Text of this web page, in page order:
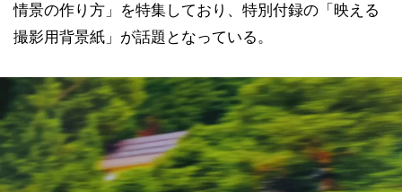
情景の作り方」を特集しており、特別付録の「映える
撮影用背景紙」が話題となっている。